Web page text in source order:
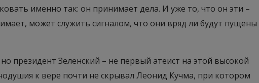
именно так: он принимает дела. И уже то, что он эти –
может служить сигналом, что они вряд ли будут пущены
президент Зеленский – не первый атеист на этой высокой
к вере почти не скрывал Леонид Кучма, при котором